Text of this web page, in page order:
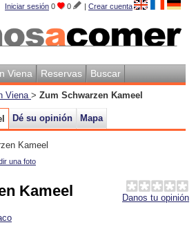
Iniciar sesión 0 0 | Crear cuenta
Viena Reservas Buscar
Viena > Zum Schwarzen Kameel
Dé su opinión Mapa
una foto
Danos tu opinión
Kameel